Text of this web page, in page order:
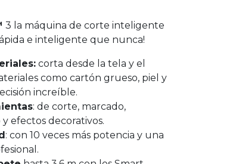
3 la máquina de corte inteligente
e inteligente que nunca!
corta desde la tela y el
como cartón grueso, piel y
increíble.
: de corte, marcado,
efectos decorativos.
: con 10 veces más potencia y una